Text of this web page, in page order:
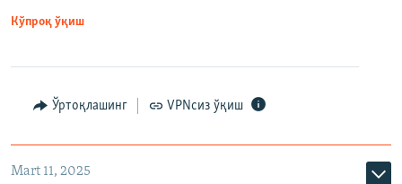
Кўпроқ ўқиш
Ўртоқлашинг VPNсиз ўқиш
Mart 11, 2025